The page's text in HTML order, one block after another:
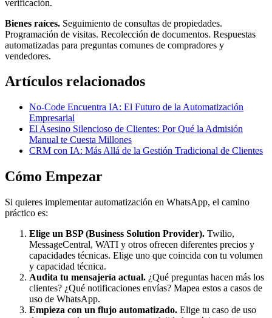
verificación.
Bienes raíces. Seguimiento de consultas de propiedades.
Programación de visitas. Recolección de documentos. Respuestas
automatizadas para preguntas comunes de compradores y
vendedores.
Artículos relacionados
No-Code Encuentra IA: El Futuro de la Automatización
Empresarial
El Asesino Silencioso de Clientes: Por Qué la Admisión
Manual te Cuesta Millones
CRM con IA: Más Allá de la Gestión Tradicional de Clientes
Cómo Empezar
Si quieres implementar automatización en WhatsApp, el camino
práctico es:
Elige un BSP (Business Solution Provider). Twilio,
MessageCentral, WATI y otros ofrecen diferentes precios y
capacidades técnicas. Elige uno que coincida con tu volumen
y capacidad técnica.
Audita tu mensajería actual. ¿Qué preguntas hacen más los
clientes? ¿Qué notificaciones envías? Mapea estos a casos de
uso de WhatsApp.
Empieza con un flujo automatizado. Elige tu caso de uso